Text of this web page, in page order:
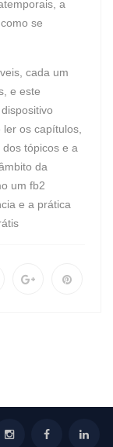
a
se
cada um
e este
os capítulos,
tópicos e a
da
um fb2
e a prática